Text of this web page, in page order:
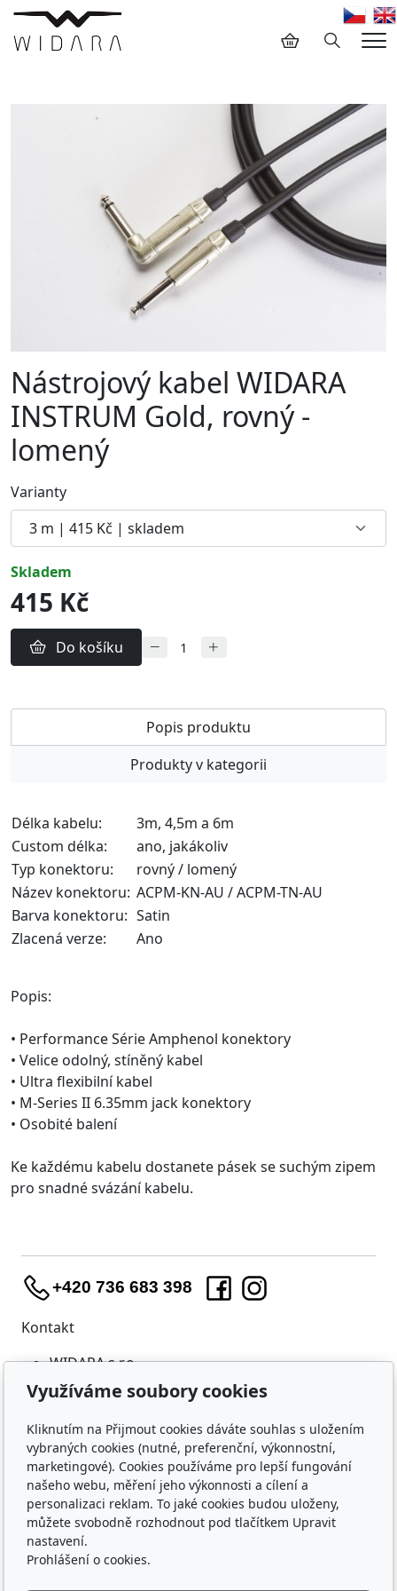
Hledání
Nástrojový kabel WIDARA
INSTRUM Gold, rovný -
lomený
Varianty
skladem
415 Kč
Do košíku
Popis produktu
Produkty v kategorii
Délka kabelu:
3m, 4,5m a 6m
Custom délka:
ano, jakákoliv
Typ konektoru:
rovný / lomený
Název konektoru: ACPM-KN-AU / ACPM-TN-AU
Barva konektoru: Satin
Zlacená verze:
Ano
Popis:
• Performance Série Amphenol konektory
• Velice odolný, stíněný kabel
• Ultra flexibilní kabel
• M-Series II 6.35mm jack konektory
• Osobité balení
Ke každému kabelu dostanete pásek se suchým zipem
pro snadné svázání kabelu.
+420 736 683 398
Kontakt
WIDARA s.r.o.
Útěchovská 224/1
IČO: 23218550
Nákup
Doprava a platba
Ochrana osobních údajů
Obchodní podmínky
Využíváme soubory cookies
Kliknutím na Přijmout cookies dáváte souhlas s uložením
vybraných cookies (nutné, preferenční, výkonnostní,
marketingové). Cookies používáme pro lepší fungování
našeho webu, měření jeho výkonnosti a cílení a
personalizaci reklam. To jaké cookies budou uloženy,
můžete svobodně rozhodnout pod tlačítkem Upravit
nastavení.
Prohlášení o cookies.